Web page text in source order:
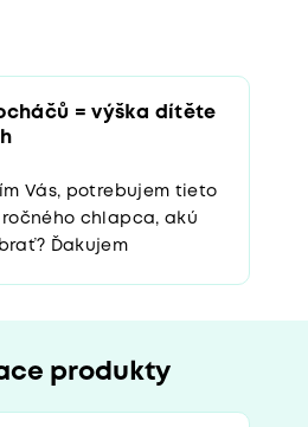
= výška dítěte
Vás, potrebujem tieto
chlapca, akú
Ďakujem
produkty